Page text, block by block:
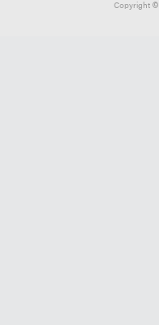
Copyright ©